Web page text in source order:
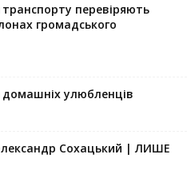
перевіряють
громадського
домашніх улюбленців
Сохацький | ЛИШЕ